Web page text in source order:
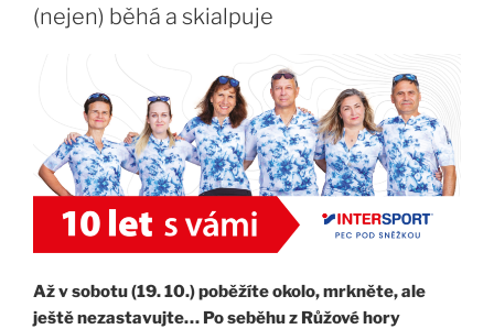
(nejen) běhá a skialpuje
Až v sobotu (19. 10.) poběžíte okolo, mrkněte, ale
ještě nezastavujte… Po seběhu z Růžové hory